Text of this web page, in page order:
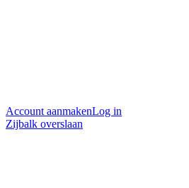
Account aanmakenLog in
Zijbalk overslaan